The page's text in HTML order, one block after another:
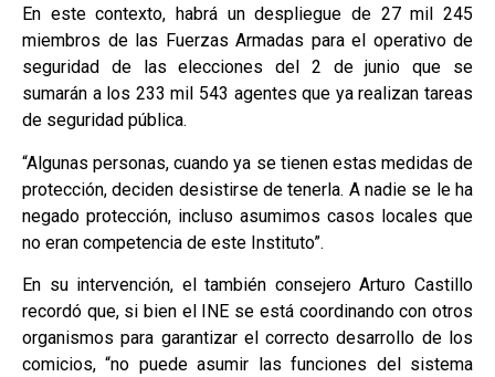
En este contexto, habrá un despliegue de 27 mil 245
miembros de las Fuerzas Armadas para el operativo de
seguridad de las elecciones del 2 de junio que se
sumarán a los 233 mil 543 agentes que ya realizan tareas
de seguridad pública.
“Algunas personas, cuando ya se tienen estas medidas de
protección, deciden desistirse de tenerla. A nadie se le ha
negado protección, incluso asumimos casos locales que
no eran competencia de este Instituto”.
En su intervención, el también consejero Arturo Castillo
recordó que, si bien el INE se está coordinando con otros
organismos para garantizar el correcto desarrollo de los
comicios, “no puede asumir las funciones del sistema